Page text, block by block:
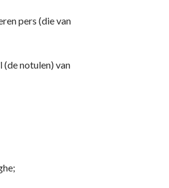
pers (die van
notulen) van